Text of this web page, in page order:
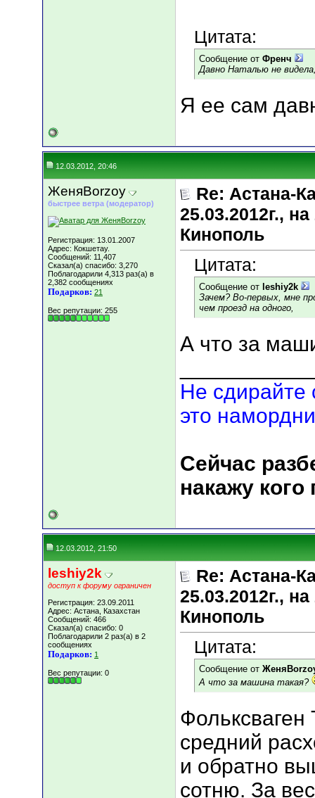
Цитата:
Сообщение от Френч
Давно Наталью не
Я ее сам
12.03.2012, 20:46
ЖеняBorzoy
быстрее ветра (модератор)
Регистрация: 13.01.2007
Адрес: Кокшетау.
Сообщений: 11,407
Сказал(а) спасибо: 3,270
Поблагодарили 4,313 раз(а) в
2,382 сообщениях
Подарков: 21
Вес репутации: 255
Re: Астана-
25.03.2012г.,
Кинополь
Цитата:
Сообщение от leshiy2k
Зачем? Во-первых, мне
чем проезд на одного,
А что за
Не сдирайте
это
Сейчас
накажу кого
12.03.2012, 21:50
leshiy2k
доступ к форуму ограничен
Регистрация: 23.09.2011
Адрес: Астана, Казахстан
Сообщений: 466
Сказал(а) спасибо: 0
Поблагодарили 2 раз(а) в 2
сообщениях
Подарков: 1
Вес репутации: 0
Re: Астана-
25.03.2012г.,
Кинополь
Цитата:
Сообщение от
А что за машина такая?
Фольксваген
средний
и обратно
сотню. За